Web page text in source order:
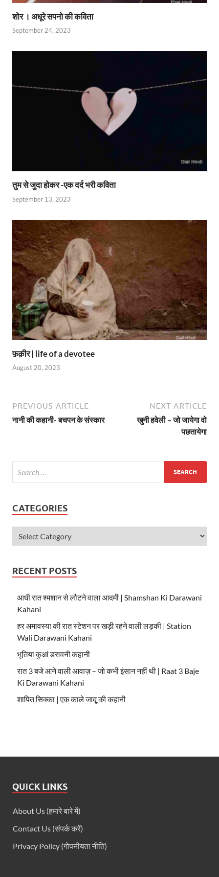
शोर । अधूरे सपनो की कविता
September 24, 2023
तुम से जुदा होकर -एक दर्द भरी कविता
September 13, 2023
फ़क़ीर | life of a devotee
August 20, 2023
PREVIOUS ARTICLE
नानी की कहानी- बचपन के संस्कार
NEXT ARTICLE
खुनी हवेली – जो जायेगा वो
पछतायेगा
CATEGORIES
RECENT POSTS
आधी रात श्मशान से लौटने वाला आदमी | Shamshan Ki Darawani
Kahani
हर अमावस्या की रात स्टेशन पर खड़ी रहने वाली लड़की | Station
Wali Darawani Kahani
भूतिया कुआं डरावनी कहानी
रात 3 बजे आने वाली आवाज़ – जो कभी इंसान नहीं थी | Raat 3 Baje
Ki Darawani Kahani
शापित सिक्का | एक काले जादू की कहानी
QUICK LINKS
About Us (हमारे बारे में)
Contact Us (संपर्क करें)
Privacy Policy (गोपनीयता नीति)